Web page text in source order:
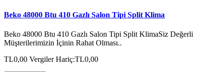
Beko 48000 Btu 410 Gazlı Salon Tipi Split Klima
Beko 48000 Btu 410 Gazlı Salon Tipi Split KlimaSiz Değerli
Müşterilerimizin İçinin Rahat Olması..
TL0,00 Vergiler Hariç:TL0,00